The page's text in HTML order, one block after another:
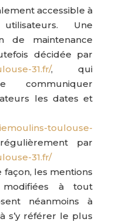
accessible à
Une
de maintenance
décidée par
31.fr/, qui
communiquer
les dates et
toulouse-
par
31.fr/
les mentions
à tout
néanmoins à
s’y référer le plus